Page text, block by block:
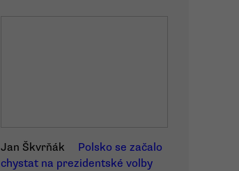
Jan Škvrňák
Polsko se začalo
chystat na prezidentské volby